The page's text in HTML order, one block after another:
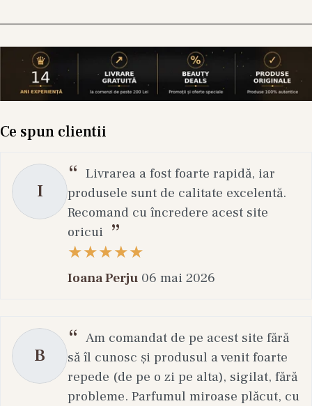
Ce spun clientii
I
Livrarea a fost foarte rapidă, iar
produsele sunt de calitate excelentă.
Recomand cu încredere acest site
oricui
Ioana Perju 06 mai 2026
B
Am comandat de pe acest site fără
să îl cunosc și produsul a venit foarte
repede (de pe o zi pe alta), sigilat, fără
probleme. Parfumul miroase plăcut, cu